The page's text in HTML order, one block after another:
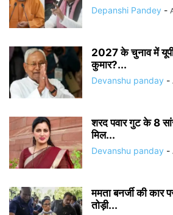
Depanshi Pandey -
2027 के चुनाव में
कुमार?...
Devanshu panday -
शरद पवार गुट के 8
मिल...
Devanshu panday -
ममता बनर्जी की कार
तोड़ी...